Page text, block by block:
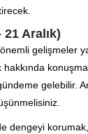
21 Aralık)
gelişmeler
gelebilir.
dengeyi